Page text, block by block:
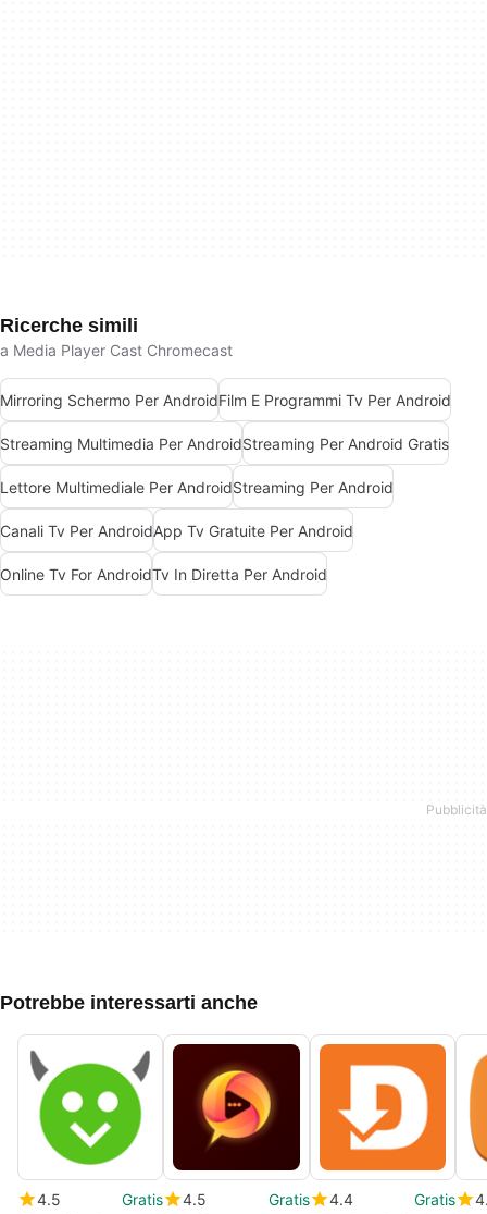
Ricerche simili
a Media Player Cast Chromecast
Mirroring Schermo Per AndroidFilm E Programmi Tv Per Android
Streaming Multimedia Per AndroidStreaming Per Android Gratis
Lettore Multimediale Per AndroidStreaming Per Android
Canali Tv Per AndroidApp Tv Gratuite Per Android
Online Tv For AndroidTv In Diretta Per Android
Potrebbe interessarti anche
4.5
Gratis
4.5
Gratis
4.4
Gratis